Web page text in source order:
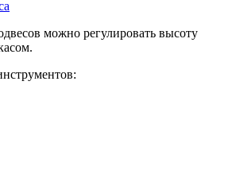
можно регулировать высоту